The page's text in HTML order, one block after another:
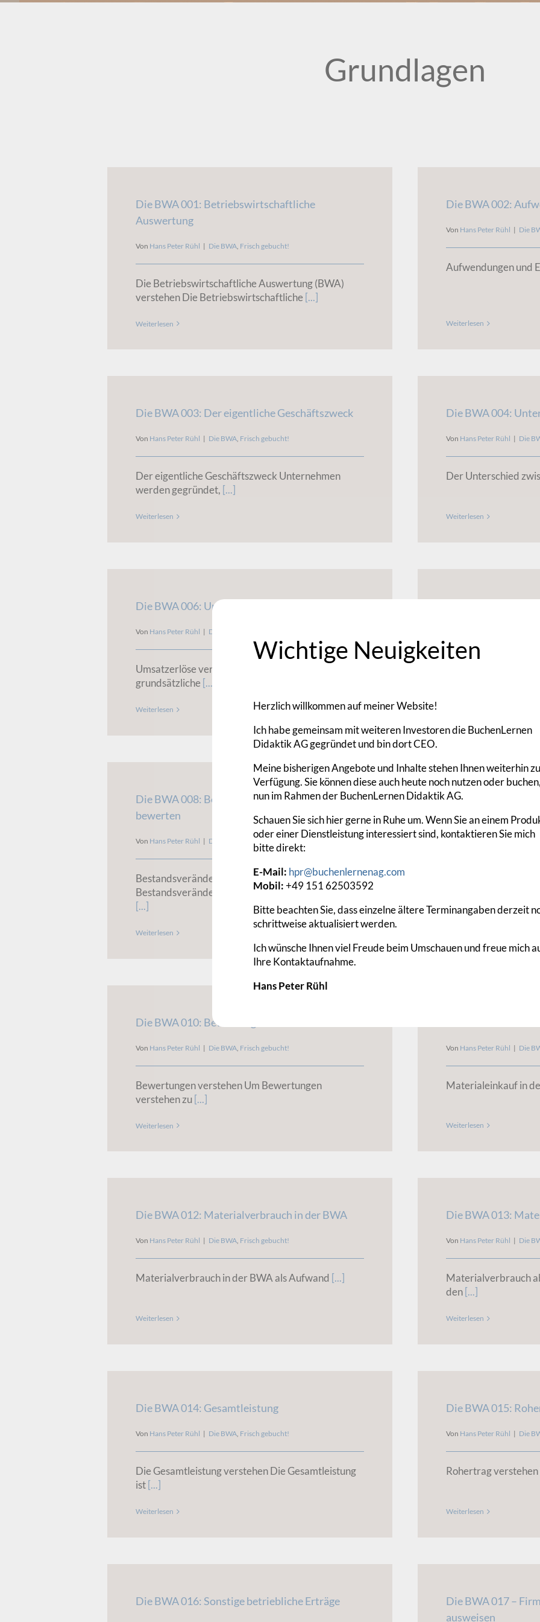
Grundlagen
Die BWA 001: Betriebswirtschaftliche
Auswertung
Von Hans Peter Rühl | Die BWA Frisch gebucht!
Die Betriebswirtschaftliche Auswertung (BWA)
verstehen Die Betriebswirtschaftliche [...]
Weiterlesen
Die BWA 002:
Von Hans Peter Rühl | Die
Aufwendungen und
Weiterlesen
Die BWA 003: Der eigentliche Geschäftszweck
Von Hans Peter Rühl | Die BWA Frisch gebucht!
Der eigentliche Geschäftszweck Unternehmen
werden gegründet, [...]
Weiterlesen
Die BWA 004:
Von Hans Peter Rühl | Die
Der Unterschied
Weiterlesen
Die BWA 006: Umsatzerlöse verstehen
Von Hans Peter Rühl | Die BWA
Umsatzerlöse verstehen Bisher hatten wir
grundsätzliche [...]
Weiterlesen
Die BWA 007:
Die BWA 008: Bestandsveränderungen
bewerten
Von Hans Peter Rühl | Die BWA
Bestandsveränderungen bewerten
Bestandsveränderungen bewerten bedeutet, für
[...]
Weiterlesen
Die BWA 009:
VonHans Peter Rühl Die
Aktivierte
Die BWA 010: Bewertungen verstehen
Von Hans Peter Rühl | Die BWA Frisch gebucht!
Bewertungen verstehen Um Bewertungen
verstehen zu [...]
Weiterlesen
Die BWA 011:
Von Hans Peter Rühl | Die
Materialeinkauf in
Weiterlesen
Die BWA 012: Materialverbrauch in der BWA
Von Hans Peter Rühl | Die BWA Frisch gebucht!
Materialverbrauch in der BWA als Aufwand [...]
Weiterlesen
Die BWA 013:
Von Hans Peter Rühl | Die
Materialverbrauch
den[...]
Weiterlesen
Die BWA 014: Gesamtleistung
Von Hans Peter Rühl | Die BWA Frisch gebucht!
Die Gesamtleistung verstehen Die Gesamtleistung
ist[...]
Weiterlesen
Die BWA 015:
Von Hans Peter Rühl | Die
Rohertrag
Weiterlesen
Die BWA 016: Sonstige betriebliche Erträge
Die BWA 017 –
ausweisen
Wichtige Neuigkeiten
Herzlich willkommen auf meiner Website!
Ich habe gemeinsam mit weiteren Investoren die BuchenLernen
Didaktik AG gegründet und bin dort CEO.
Meine bisherigen Angebote und Inhalte stehen Ihnen weiterhin
Verfügung. Sie können diese auch heute noch nutzen oder buchen,
nun im Rahmen der BuchenLernen Didaktik AG.
Schauen Sie sich hier gerne in Ruhe um. Wenn Sie an einem
oder einer Dienstleistung interessiert sind, kontaktieren Sie mich
bitte direkt:
E-Mail: hpr@buchenlernenag.com
Mobil:+49 151 62503592
Bitte beachten Sie, dass einzelne ältere Terminangaben derzeit
schrittweise aktualisiert werden.
Ich wünsche Ihnen viel Freude beim Umschauen und freue mich
Ihre Kontaktaufnahme.
Hans Peter Rühl